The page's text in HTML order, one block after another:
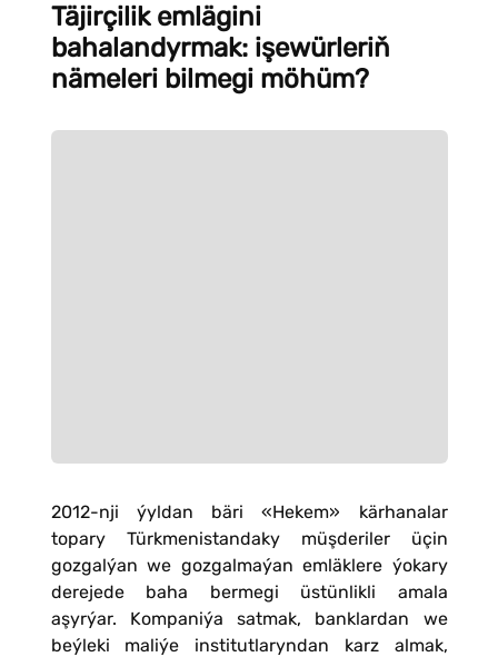
Täjirçilik emlägini
bahalandyrmak: işewürleriň
nämeleri bilmegi möhüm?
2012-nji ýyldan bäri «Hekem» kärhanalar
topary Türkmenistandaky müşderiler üçin
gozgalýan we gozgalmaýan emläklere ýokary
derejede baha bermegi üstünlikli amala
aşyrýar. Kompaniýa satmak, banklardan we
beýleki maliýe institutlaryndan karz almak,